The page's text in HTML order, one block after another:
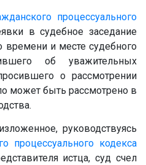
процессуального
в судебное заседание
времени и месте судебного
об уважительных
о рассмотрении
может быть рассмотрено в
руководствуясь
процессуального кодекса
истца, суд счел